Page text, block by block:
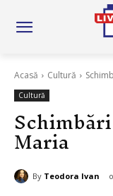
Acasă Cultură
Cultură
Maria
By Teodora Ivan